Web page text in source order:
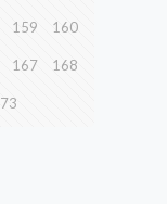
159 160
167 168